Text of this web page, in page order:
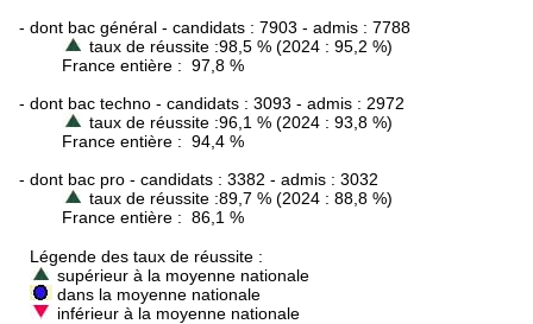
- dont bac général - candidats : 7903 - admis : 7788
taux de réussite :98,5 % (2024 : 95,2 %)
France entière : 97,8 %
- dont bac techno - candidats : 3093 - admis : 2972
taux de réussite :96,1 % (2024 : 93,8 %)
France entière : 94,4 %
- dont bac pro - candidats : 3382 - admis : 3032
taux de réussite :89,7 % (2024 : 88,8 %)
France entière : 86,1 %
Légende des taux de réussite :
supérieur à la moyenne nationale
dans la moyenne nationale
inférieur à la moyenne nationale